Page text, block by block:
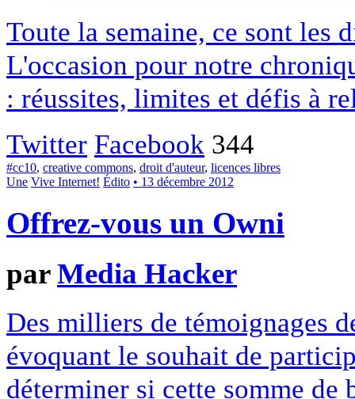
Toute la semaine, ce sont les
L'occasion pour notre
: réussites, limites et défis à
Twitter Facebook 344
#cc10, creative commons, droit d'auteur, licences libres
Une Vive Internet! Édito • 13 décembre 2012
Offrez-vous un Owni
parMedia Hacker
Des milliers de témoignages
évoquant le souhait de
déterminer si cette somme